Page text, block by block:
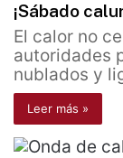
¡Sábado
El calor no
autoridades
nublados y
Leer más »